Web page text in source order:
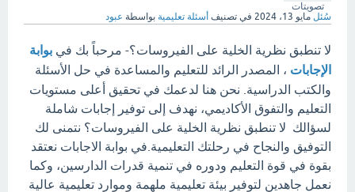
تصويتات
سُئل مايو 13، 2024 في تصنيف أسئلة تعليمية بواسطة عبود
لا تنطبق نظرية الخلية على الفيروسات؟- مرحباً بك في بوابة
الإجابات ، المصدر الرائد للتعليم والمساعدة في حل الأسئلة
والكتب الدراسية. نحن هنا لدعمك في تحقيق أعلى مستويات
التعليم والتفوق الأكاديمي، نهدف إلى توفير إجابات شاملة
لسؤالك لا تنطبق نظرية الخلية على الفيروسات؟ نتمنى لك
التوفيق والنجاح في رحلتك التعليمية.في بوابة الاجابات نعتقد
بقوة في قوة التعليم ودوره في تنمية قدرات الدارسين، وكما
نعمل جاهدين لتوفير بيئة تعليمية ملهمة وموارد تعليمية عالية